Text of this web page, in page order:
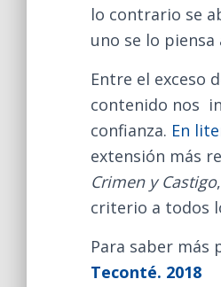
lo contrario se
uno se lo
Entre el exceso
contenido nos
confianza. En
extensión más
Crimen y Castigo
criterio a todos
Para saber más
Teconté. 2018